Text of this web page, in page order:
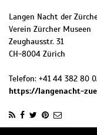
Langen Nacht der
Verein Zürcher Museen
Zeughausstr. 31
CH-8004 Zürich
Telefon: +41 44 382 80
https://langenacht-